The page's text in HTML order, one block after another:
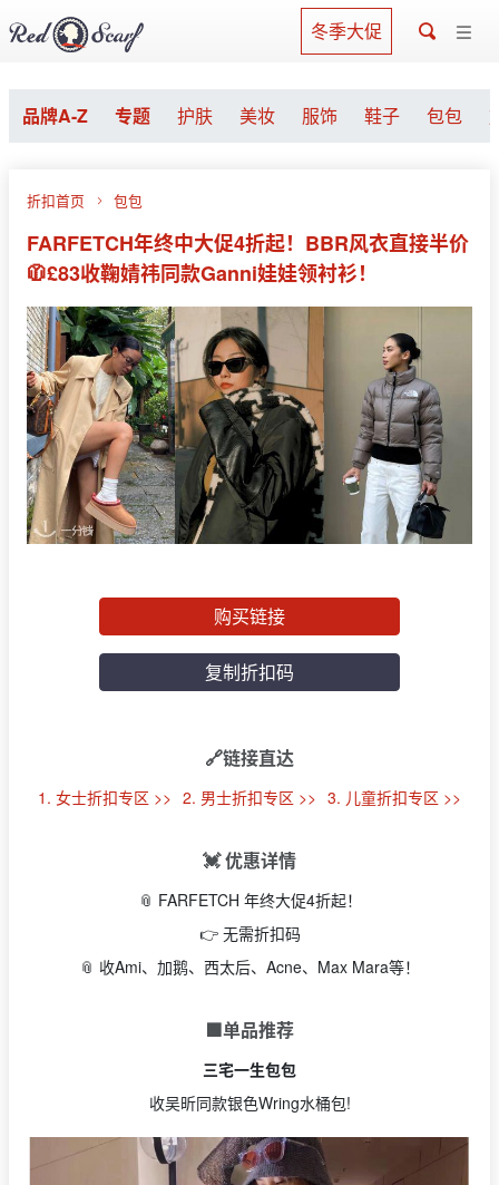
冬季大促
品牌A-Z 专题 护肤 美妆 服饰 鞋子 包包
折扣首页 包包
FARFETCH年终中大促4折起！BBR风衣直接半价
🧥£83收鞠婧祎同款Ganni娃娃领衬衫！
购买链接
复制折扣码
🔗链接直达
1. 女士折扣专区 >> 2. 男士折扣专区 >> 3. 儿童折扣专区 >>
💓 优惠详情
📎 FARFETCH 年终大促4折起！
👉 无需折扣码
📎 收Ami、加鹅、西太后、Acne、Max Mara等！
🟩单品推荐
三宅一生包包
收吴昕同款银色Wring水桶包!